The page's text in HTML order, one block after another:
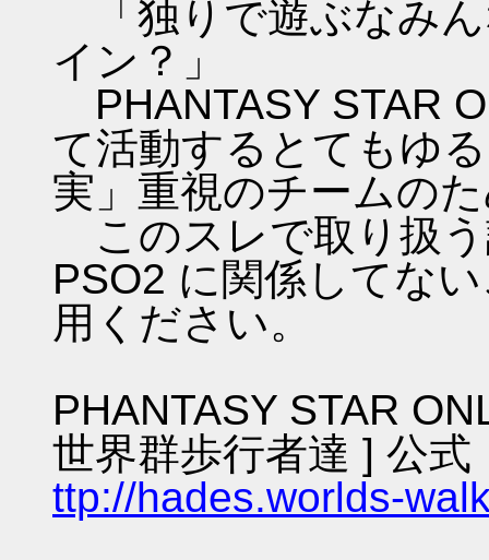
「独りで遊ぶなみ
イン？」
PHANTASY STAR
て活動するとてもゆ
実」重視のチームの
このスレで取り扱
PSO2 に関係してな
用ください。
PHANTASY STAR
世界群歩行者達 ] 公式
ttp://hades.worlds-